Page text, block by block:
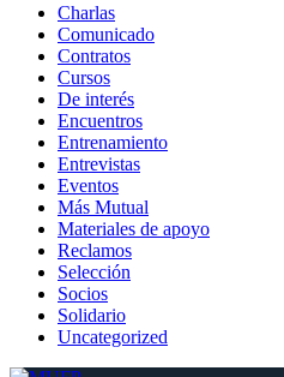
Charlas
Comunicado
Contratos
Cursos
De interés
Encuentros
Entrenamiento
Entrevistas
Eventos
Más Mutual
Materiales de apoyo
Reclamos
Selección
Socios
Solidario
Uncategorized